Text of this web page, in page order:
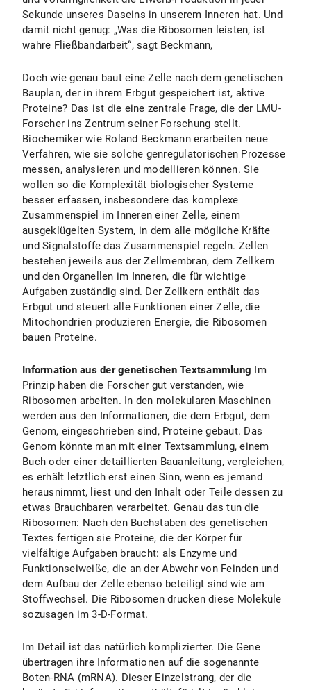
Sekunde unseres Daseins in unserem Inneren hat. Und
damit nicht genug: „Was die Ribosomen leisten, ist
wahre Fließbandarbeit“, sagt Beckmann,
Doch wie genau baut eine Zelle nach dem genetischen
Bauplan, der in ihrem Erbgut gespeichert ist, aktive
Proteine? Das ist die eine zentrale Frage, die der LMU-
Forscher ins Zentrum seiner Forschung stellt.
Biochemiker wie Roland Beckmann erarbeiten neue
Verfahren, wie sie solche genregulatorischen Prozesse
messen, analysieren und modellieren können. Sie
wollen so die Komplexität biologischer Systeme
besser erfassen, insbesondere das komplexe
Zusammenspiel im Inneren einer Zelle, einem
ausgeklügelten System, in dem alle mögliche Kräfte
und Signalstoffe das Zusammenspiel regeln. Zellen
bestehen jeweils aus der Zellmembran, dem Zellkern
und den Organellen im Inneren, die für wichtige
Aufgaben zuständig sind. Der Zellkern enthält das
Erbgut und steuert alle Funktionen einer Zelle, die
Mitochondrien produzieren Energie, die Ribosomen
bauen Proteine.
Information aus der genetischen Textsammlung Im
Prinzip haben die Forscher gut verstanden, wie
Ribosomen arbeiten. In den molekularen Maschinen
werden aus den Informationen, die dem Erbgut, dem
Genom, eingeschrieben sind, Proteine gebaut. Das
Genom könnte man mit einer Textsammlung, einem
Buch oder einer detaillierten Bauanleitung, vergleichen,
es erhält letztlich erst einen Sinn, wenn es jemand
herausnimmt, liest und den Inhalt oder Teile dessen zu
etwas Brauchbaren verarbeitet. Genau das tun die
Ribosomen: Nach den Buchstaben des genetischen
Textes fertigen sie Proteine, die der Körper für
vielfältige Aufgaben braucht: als Enzyme und
Funktionseiweiße, die an der Abwehr von Feinden und
dem Aufbau der Zelle ebenso beteiligt sind wie am
Stoffwechsel. Die Ribosomen drucken diese Moleküle
sozusagen im 3-D-Format.
Im Detail ist das natürlich komplizierter. Die Gene
übertragen ihre Informationen auf die sogenannte
Boten-RNA (mRNA). Dieser Einzelstrang, der die